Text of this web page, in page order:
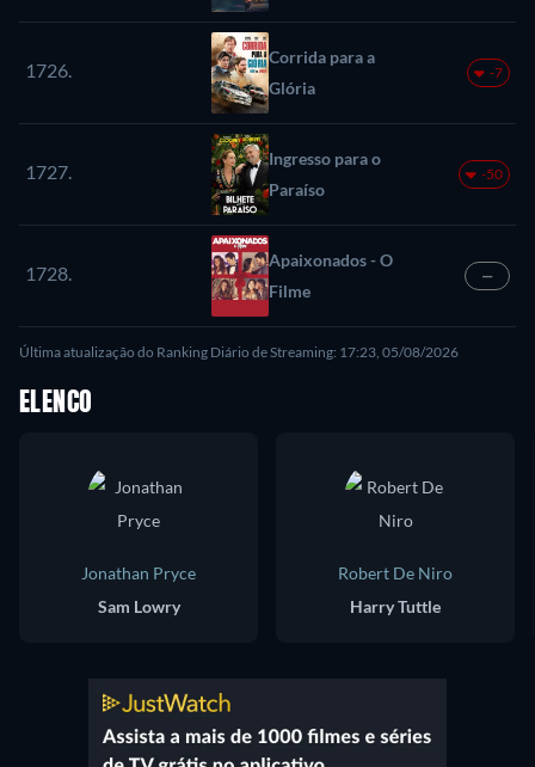
1726.
Corrida para a
Glória
-7
1727.
Ingresso para o
Paraíso
-50
1728.
Apaixonados - O
Filme
—
Última atualização do Ranking Diário de Streaming: 17:23, 05/08/2026
ELENCO
Jonathan Pryce
Sam Lowry
Robert De Niro
Harry Tuttle